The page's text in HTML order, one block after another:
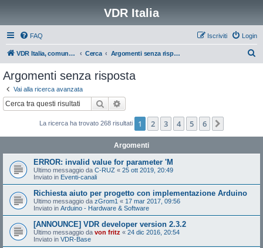
VDR Italia
FAQ Login
Iscriviti
VDR Italia, comunità italiana utilizzatori VDR Cerca Argomenti senza risposta
Argomenti senza risposta
Vai alla ricerca avanzata
Cerca
La ricerca ha trovato 268 risultati 1 2 3 4 5 6
Argomenti
ERROR: invalid value for parameter 'M
Ultimo messaggio da C-RUZ « 25 ott 2019, 20:49
Inviato in Eventi-canali
Richiesta aiuto per progetto con implementazione Arduino
Ultimo messaggio da zGrom1 « 17 mar 2017, 09:56
Inviato in Arduino - Hardware & Software
[ANNOUNCE] VDR developer version 2.3.2
Ultimo messaggio da von fritz « 24 dic 2016, 20:54
Inviato in VDR-Base